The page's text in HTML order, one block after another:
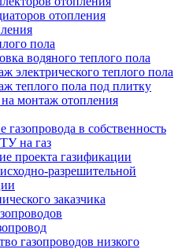
отопления
пола
водяного теплого пола
электрического теплого пола
теплого пола под плитку
монтаж отопления
в собственность
на газ
проекта газификации
разрешительной
заказчика
газопроводов низкого